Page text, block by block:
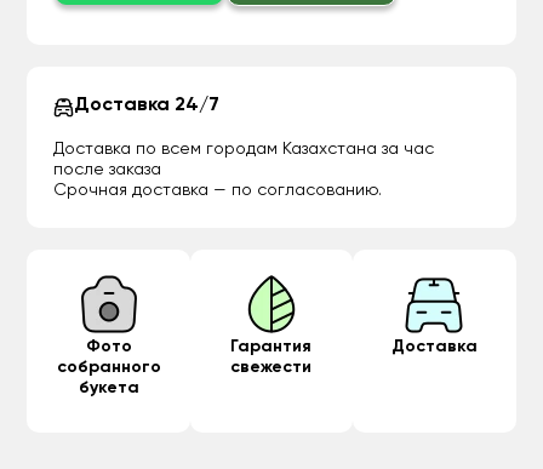
Доставка 24/7
Доставка по всем городам Казахстана за час
после заказа
Срочная доставка — по согласованию.
Фото
собранного
букета
Гарантия
свежести
Доставка